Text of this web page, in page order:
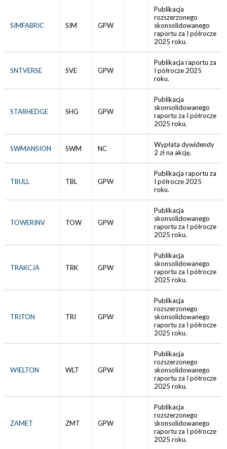
SIMFABRIC SIM GPW
Publikacja
rozszerzonego
skonsolidowanego
raportu za I półrocze
2025 roku.
SNTVERSE SVE GPW
Publikacja raportu za
I półrocze 2025
roku.
STARHEDGE SHG GPW
Publikacja
skonsolidowanego
raportu za I półrocze
2025 roku.
SWMANSION SWM NC
Wypłata dywidendy
2 zł na akcję.
TBULL TBL GPW
Publikacja raportu za
I półrocze 2025
roku.
TOWERINV TOW GPW
Publikacja
skonsolidowanego
raportu za I półrocze
2025 roku.
TRAKCJA TRK GPW
Publikacja
skonsolidowanego
raportu za I półrocze
2025 roku.
TRITON TRI GPW
Publikacja
rozszerzonego
skonsolidowanego
raportu za I półrocze
2025 roku.
WIELTON WLT GPW
Publikacja
rozszerzonego
skonsolidowanego
raportu za I półrocze
2025 roku.
ZAMET ZMT GPW
Publikacja
rozszerzonego
skonsolidowanego
raportu za I półrocze
2025 roku.